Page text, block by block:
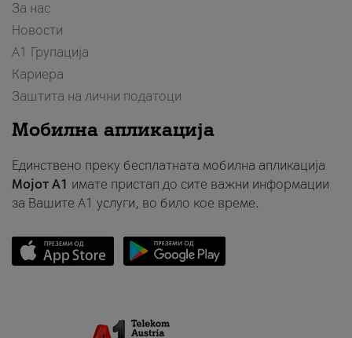
За нас
Новости
А1 Групација
Кариера
Заштита на лични податоци
Мобилна апликација
Единствено преку бесплатната мобилна апликација
Мојот A1 имате пристап до сите важни информации
за Вашите A1 услуги, во било кое време.